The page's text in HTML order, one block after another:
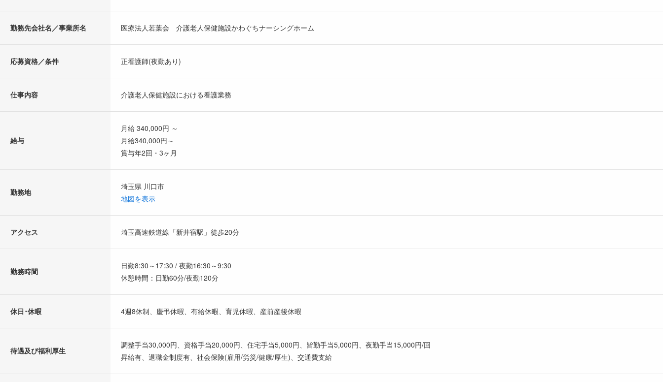
勤務先会社名／事業所名 医療法人若葉会 介護老人保健施設かわぐちナーシングホーム
応募資格／条件 正看護師(夜勤あり)
仕事内容 介護老人保健施設における看護業務
給与
月給 340,000円 ～
月給340,000円～
賞与年2回・3ヶ月
勤務地
埼玉県 川口市
地図を表示
アクセス 埼玉高速鉄道線「新井宿駅」徒歩20分
勤務時間
日勤8:30～17:30 / 夜勤16:30～9:30
休憩時間：日勤60分/夜勤120分
休日･休暇 4週8休制、慶弔休暇、有給休暇、育児休暇、産前産後休暇
待遇及び福利厚生
調整手当30,000円、資格手当20,000円、住宅手当5,000円、皆勤手当5,000円、夜勤手当15,000円/回
昇給有、退職金制度有、社会保険(雇用/労災/健康/厚生)、交通費支給